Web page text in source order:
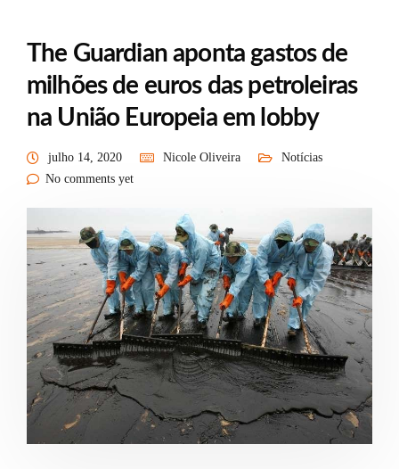
The Guardian aponta gastos de
milhões de euros das petroleiras
na União Europeia em lobby
julho 14, 2020 Nicole Oliveira
Notícias
No comments yet